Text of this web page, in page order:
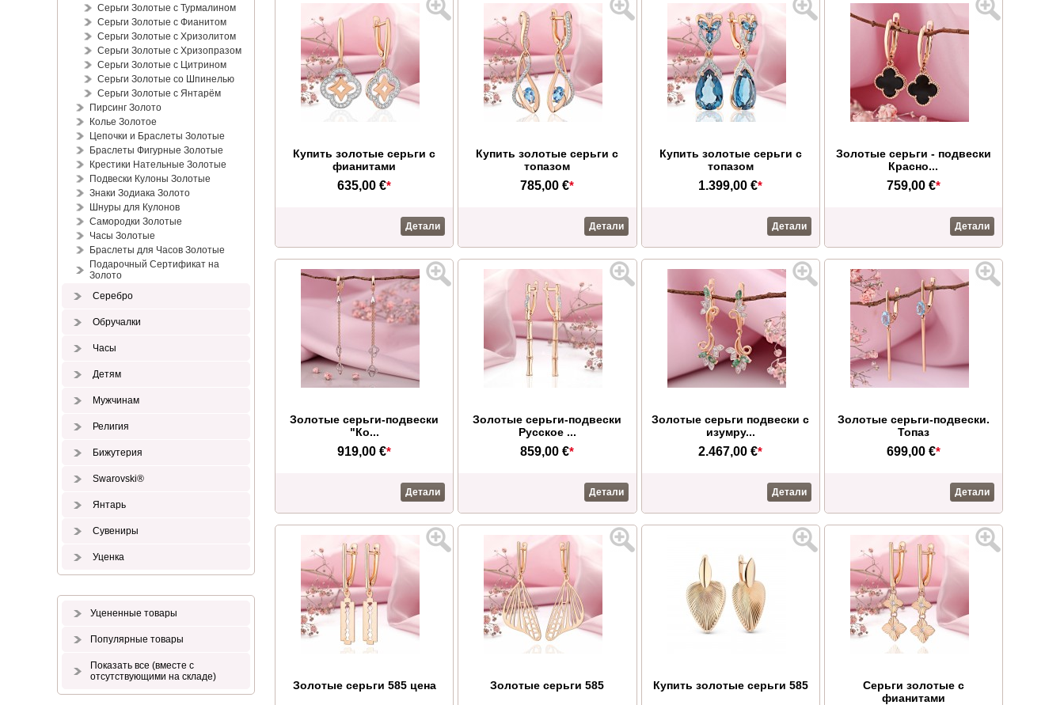
Серьги Золотые с Турмалином
Серьги Золотые с Фианитом
Серьги Золотые с Хризолитом
Серьги Золотые с Хризопразом
Серьги Золотые с Цитрином
Серьги Золотые со Шпинелью
Серьги Золотые с Янтарём
Пирсинг Золото
Колье Золотое
Цепочки и Браслеты Золотые
Браслеты Фигурные Золотые
Крестики Нательные Золотые
Подвески Кулоны Золотые
Знаки Зодиака Золото
Шнуры для Кулонов
Самородки Золотые
Часы Золотые
Браслеты для Часов Золотые
Подарочный Сертификат на
Золото
Серебро
Обручалки
Часы
Детям
Мужчинам
Религия
Бижутерия
Swarovski®
Янтарь
Сувениры
Уценка
Уцененные товары
Популярные товары
Показать все (вместе с
отсутствующими на складе)
Купить золотые серьги с
фианитами
635,00 €*
Детали
Купить золотые серьги с
топазом
785,00 €*
Детали
Купить золотые серьги с
топазом
1.399,00 €*
Детали
Золотые серьги - подвески
Красно...
759,00 €*
Детали
Золотые серьги-подвески
"Ко...
919,00 €*
Детали
Золотые серьги-подвески
Русское ...
859,00 €*
Детали
Золотые серьги подвески с
изумру...
2.467,00 €*
Детали
Золотые серьги-подвески.
Топаз
699,00 €*
Детали
Золотые серьги 585 цена Золотые серьги 585 Купить золотые серьги 585
Серьги золотые с
фианитами